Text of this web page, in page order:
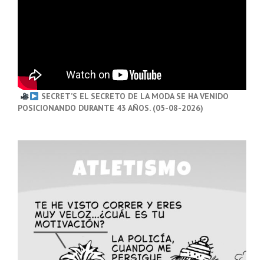
SECRET’S EL SECRETO DE LA MODA SE HA VENIDO
POSICIONANDO DURANTE 43 AÑOS. (05-08-2026)